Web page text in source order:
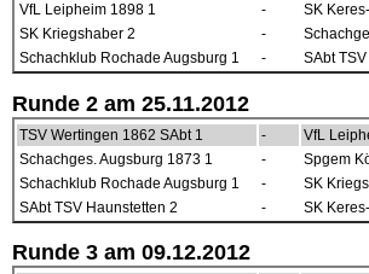
VfL Leipheim 1898 1
-
SK
SK Kriegshaber 2
-
Schachklub Rochade Augsburg 1
- SAbt
Runde 2 am 25.11.2012
TSV Wertingen 1862 SAbt 1 -
VfL
Schachges. Augsburg 1873 1
-
Spgem
Schachklub Rochade Augsburg 1
-
SK
SAbt TSV Haunstetten 2
- SK
Runde 3 am 09.12.2012